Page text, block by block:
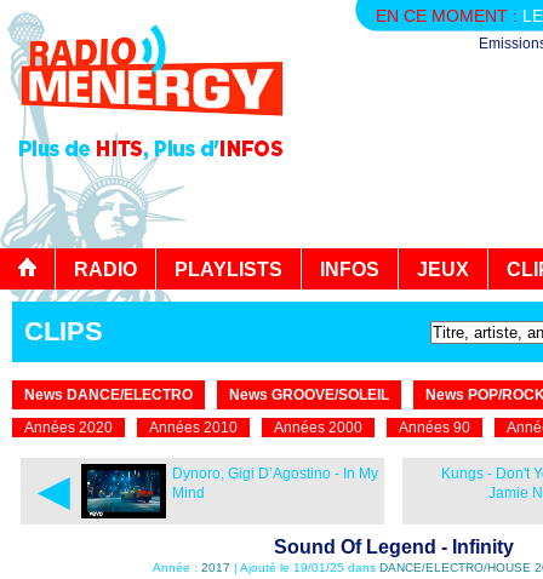
EN CE MOMENT :
RADIO PLAYLISTS INFOS JEUX
CLIPS
News DANCE/ELECTRO News GROOVE/SOLEIL
News POP/
Années 2020
Années 2010 Années 2000 Années 90
◄
Dynoro, Gigi D’Agostino - In My
Mind
Kungs - Don't
Jamie
Sound Of Legend - Infinity
Année : 2017 | Ajouté le 19/01/25 dans DANCE/ELECTRO/HOUSE